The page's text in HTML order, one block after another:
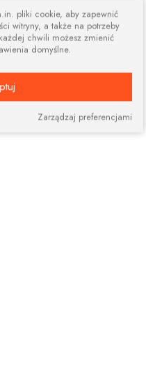
pliki cookie, aby zapewnić
witryny, a także na potrzeby
chwili możesz zmienić
domyślne.
Zarządzaj preferencjami